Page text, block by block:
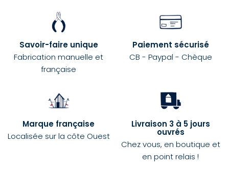
Savoir-faire unique
Fabrication manuelle et
française
Paiement sécurisé
CB - Paypal - Chèque
Marque française
Localisée sur la côte Ouest
Livraison 3 à 5 jours
ouvrés
Chez vous, en boutique et
en point relais !